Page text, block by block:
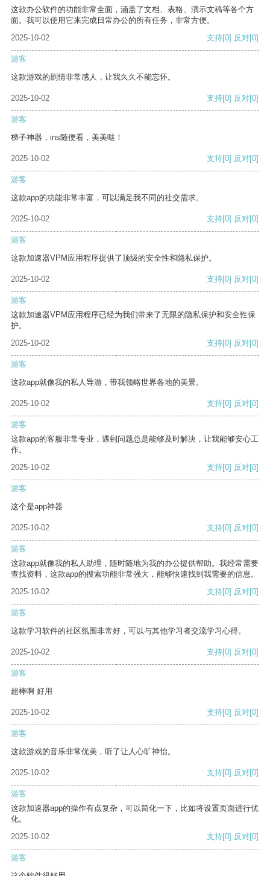
这款办公软件的功能非常全面，涵盖了文档、表格、演示文稿等各个方
面。我可以使用它来完成日常办公的所有任务，非常方便。
2025-10-02
支持[0] 反对[0]
游客
这款游戏的剧情非常感人，让我久久不能忘怀。
2025-10-02 支持[0] 反对[0]
游客
梯子神器，ins随便看，美美哒！
2025-10-02 支持[0] 反对[0]
游客
这款app的功能非常丰富，可以满足我不同的社交需求。
2025-10-02 支持[0] 反对[0]
游客
这款加速器VPM应用程序提供了顶级的安全性和隐私保护。
2025-10-02 支持[0] 反对[0]
游客
这款加速器VPM应用程序已经为我们带来了无限的隐私保护和安全性保
护。
2025-10-02
支持[0] 反对[0]
游客
这款app就像我的私人导游，带我领略世界各地的美景。
2025-10-02 支持[0] 反对[0]
游客
这款app的客服非常专业，遇到问题总是能够及时解决，让我能够安心工
作。
2025-10-02
支持[0] 反对[0]
游客
这个是app神器
2025-10-02 支持[0] 反对[0]
游客
这款app就像我的私人助理，随时随地为我的办公提供帮助。我经常需要
查找资料，这款app的搜索功能非常强大，能够快速找到我需要的信息。
2025-10-02
支持[0] 反对[0]
游客
这款学习软件的社区氛围非常好，可以与其他学习者交流学习心得。
2025-10-02 支持[0] 反对[0]
游客
超棒啊 好用
2025-10-02 支持[0] 反对[0]
游客
这款游戏的音乐非常优美，听了让人心旷神怡。
2025-10-02 支持[0] 反对[0]
游客
这款加速器app的操作有点复杂，可以简化一下，比如将设置页面进行优
化。
2025-10-02
支持[0] 反对[0]
游客